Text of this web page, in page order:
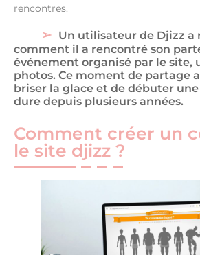
rencontres.
Un utilisateur de Djizz a
comment il a rencontré son
événement organisé par le site,
photos. Ce moment de partage
briser la glace et de débuter
dure depuis plusieurs années.
Comment créer un
le site djizz ?